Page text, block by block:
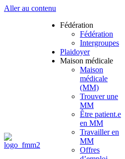
Aller au contenu
Fédération
Fédération
Intergroupes
Plaidoyer
Maison médicale
Maison
médicale
(MM)
Trouver une
MM
Être patient.e
en MM
Travailler en
MM
Offres